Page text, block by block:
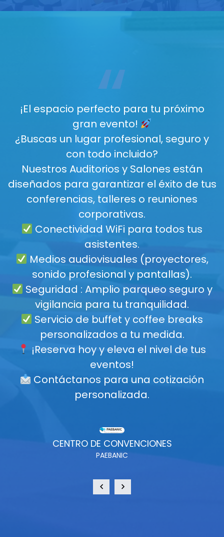
“
¡El espacio perfecto para tu próximo
gran evento!
¿Buscas un lugar profesional, seguro y
con todo incluido?
Nuestros Auditorios y Salones están
diseñados para garantizar el éxito de tus
conferencias, talleres o reuniones
corporativas.
Conectividad WiFi para todos tus
asistentes.
Medios audiovisuales (proyectores,
sonido profesional y pantallas).
Seguridad : Amplio parqueo seguro y
vigilancia para tu tranquilidad.
Servicio de buffet y coffee breaks
personalizados a tu medida.
¡Reserva hoy y eleva el nivel de tus
eventos!
Contáctanos para una cotización
personalizada.
CENTRO DE CONVENCIONES
PAEBANIC